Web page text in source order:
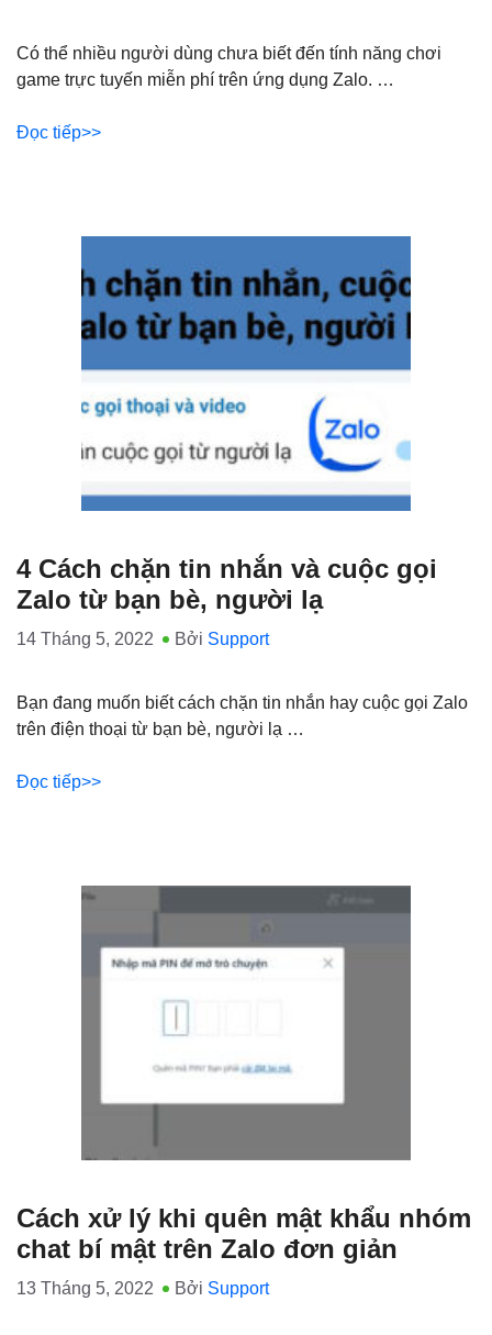
Có thể nhiều người dùng chưa biết đến tính năng chơi
game trực tuyến miễn phí trên ứng dụng Zalo. …
Đọc tiếp
4 Cách chặn tin nhắn và cuộc gọi
Zalo từ bạn bè, người lạ
14 Tháng 5, 2022 Bởi Support
Bạn đang muốn biết cách chặn tin nhắn hay cuộc gọi Zalo
trên điện thoại từ bạn bè, người lạ …
Đọc tiếp
Cách xử lý khi quên mật khẩu nhóm
chat bí mật trên Zalo đơn giản
13 Tháng 5, 2022 Bởi Support